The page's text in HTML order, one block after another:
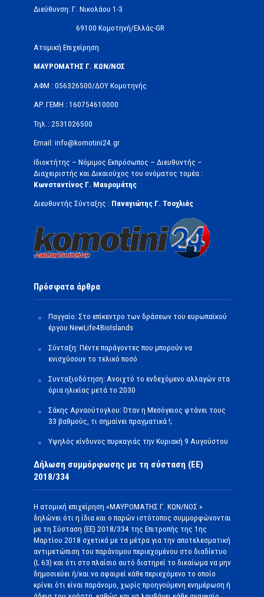
Διεύθυνση: Γ. Νικολάου 1-3
69100 Κομοτηνή/Ελλάς-GR
Ατομική Επιχείρηση
ΜΑΥΡΟΜΑΤΗΣ Γ. ΚΩΝ/ΝΟΣ
ΑΦΜ : 056326500/ΔOΥ Κομοτηνής
ΑΡ.ΓΕΜΗ : 160754610000
Τηλ.: 2531026500
Email: info@komotini24.gr
Ιδιοκτήτης – Νόμιμος Εκπρόσωπος – Διευθυντής –
Διαχειριστής και Δικαιούχος του ονόματος τομέα :
Κωνσταντίνος Γ. Μαυρομάτης
Διευθυντής Σύνταξης : Παναγιώτης Γ. Τσοχλιάς
Πρόσφατα άρθρα
Παγγαίο: Στο επίκεντρο των δράσεων του ευρωπαϊκού
έργου NewLife4BioIslands
Σύνταξη: Πέντε παράγοντες που μπορούν να
ενισχύσουν το τελικό ποσό
Συνταξιοδότηση: Ανοιχτό το ενδεχόμενο αλλαγών στα
όρια ηλικίας μετά το 2030
Σάκης Αρναούτογλου: Όταν η Μεσόγειος φτάνει τους
33 βαθμούς, τι σημαίνει πραγματικά !;
Υψηλός κίνδυνος πυρκαγιάς την Κυριακή 9 Αυγούστου
Δήλωση συμμόρφωσης με τη σύσταση (ΕΕ)
2018/334
Η ατομική επιχείρηση «ΜΑΥΡΟΜΑΤΗΣ Γ. ΚΩΝ/ΝΟΣ »
δηλώνει ότι η ίδια και ο παρών ιστότοπος συμμορφώνονται
με τη Σύσταση (ΕΕ) 2018/334 της Επιτροπής της 1ης
Μαρτίου 2018 σχετικά με τα μέτρα για την αποτελεσματική
αντιμετώπιση του παράνομου περιεχομένου στο διαδίκτυο
(L 63) και ότι στο πλαίσιο αυτό διατηρεί το δικαίωμα να μην
δημοσιεύει ή/και να αφαιρεί κάθε περιεχόμενο το οποίο
κρίνει ότι είναι παράνομο, χωρίς προηγούμενη ενημέρωση ή